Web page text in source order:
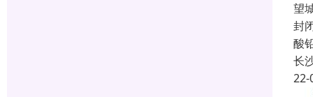
望
封
酸
长
22-